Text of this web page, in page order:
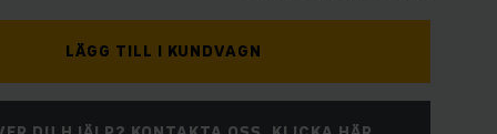
LÄGG TILL I KUNDVAGN